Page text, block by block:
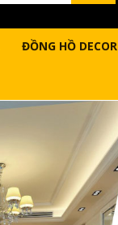
ĐỒNG HỒ DECOR